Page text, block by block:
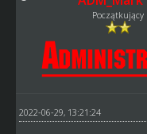
Początkujący
2022-06-29, 13:21:24